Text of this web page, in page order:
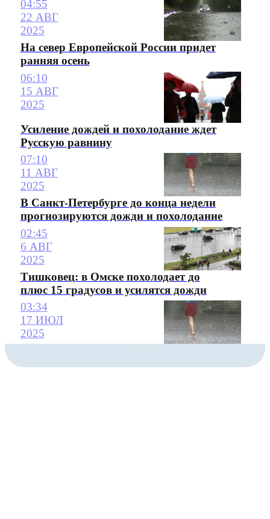
04:55
22 АВГ
2025
На север Европейской России придет
ранняя осень
06:10
15 АВГ
2025
Усиление дождей и похолодание ждет
Русскую равнину
07:10
11 АВГ
2025
В Санкт-Петербурге до конца недели
прогнозируются дожди и похолодание
02:45
6 АВГ
2025
Тишковец: в Омске похолодает до
плюс 15 градусов и усилятся дожди
03:34
17 ИЮЛ
2025